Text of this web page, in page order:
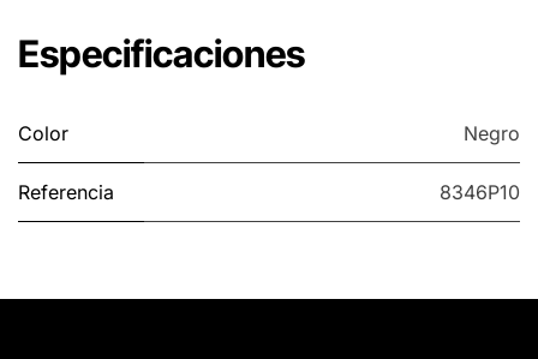
Especificaciones
Color Negro
Referencia 8346P10